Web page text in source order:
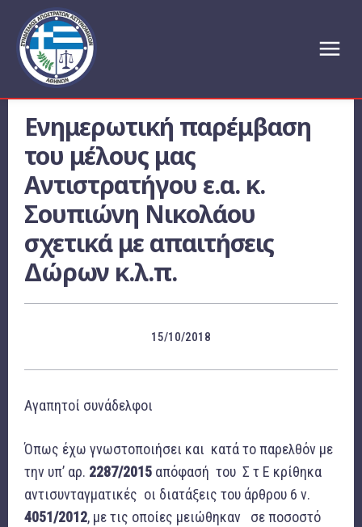
Ενημερωτική παρέμβαση
του μέλους μας
Αντιστρατήγου ε.α. κ.
Σουπιώνη Νικολάου
σχετικά με απαιτήσεις
Δώρων κ.λ.π.
15/10/2018
Αγαπητοί συνάδελφοι
Όπως έχω γνωστοποιήσει και κατά το παρελθόν με
την υπ’ αρ. 2287/2015 απόφασή του Σ τ Ε κρίθηκα
αντισυνταγματικές οι διατάξεις του άρθρου 6 ν.
4051/2012, με τις οποίες μειώθηκαν σε ποσοστό